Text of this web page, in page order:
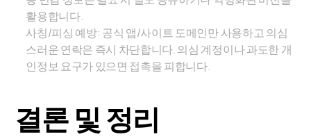
활용합니다.
사칭/피싱 예방: 공식 앱/사이트 도메인만 사용하고 의심
스러운 연락은 즉시 차단합니다. 의심 계정이나 과도한 개
인정보 요구가 있으면 접촉을 피합니다.
결론 및 정리